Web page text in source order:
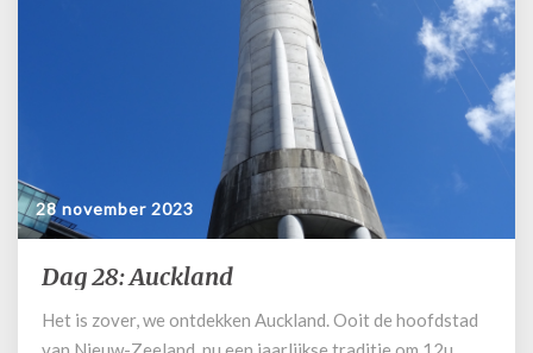
28 november 2023
Dag
Auckland
Dag 28: Auckland
Het is zover, we ontdekken Auckland. Ooit de hoofdstad